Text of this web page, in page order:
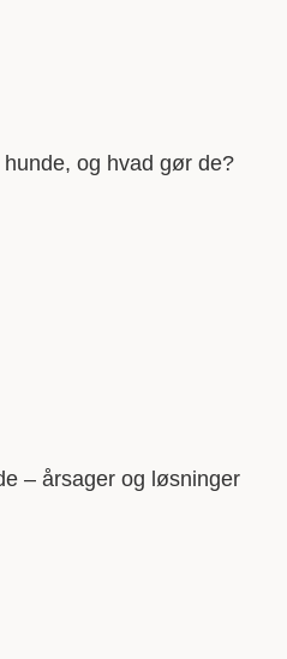
og hvad gør de?
– årsager og løsninger